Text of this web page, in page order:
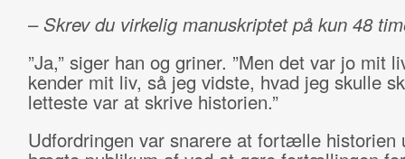
– Skrev du virkelig manuskriptet på kun 48
”Ja,” siger han og griner. ”Men det var jo mit
kender mit liv, så jeg vidste, hvad jeg skulle
letteste var at skrive historien.”
Udfordringen var snarere at fortælle historien